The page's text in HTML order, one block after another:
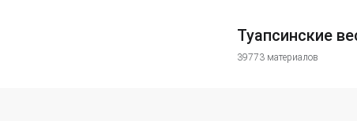
Туапсинские
39773 материалов